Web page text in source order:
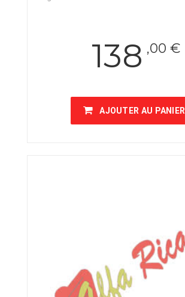
138 ,00 €
AJOUTER AU PANIER